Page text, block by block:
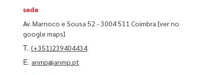
sede
Av. Marnoco e Sousa 52 - 3004 511 Coimbra[ver no
google maps]
T.(+351)239404434
E. anmp@anmp.pt